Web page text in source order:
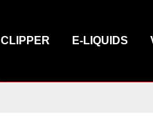
CLIPPER E-LIQUIDS